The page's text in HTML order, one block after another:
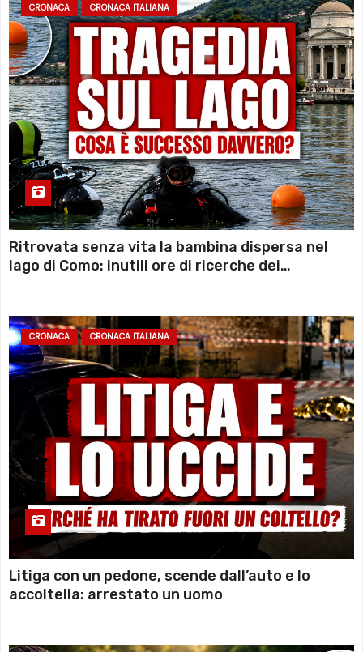
CRONACA CRONACA ITALIANA
Ritrovata senza vita la bambina dispersa nel
lago di Como: inutili ore di ricerche dei
CRONACA CRONACA ITALIANA
Litiga con un pedone, scende dall’auto e lo
accoltella: arrestato un uomo